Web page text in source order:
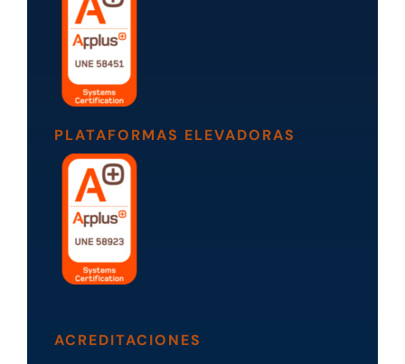
PLATAFORMAS ELEVADORAS
ACREDITACIONES